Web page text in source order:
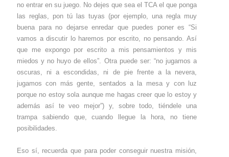
no entrar en su juego. No dejes que sea el TCA el que ponga
las reglas, pon tú las tuyas (por ejemplo, una regla muy
buena para no dejarse enredar que puedes poner es “Si
vamos a discutir lo haremos por escrito, no pensando. Así
que me expongo por escrito a mis pensamientos y mis
miedos y no huyo de ellos”. Otra puede ser: “no jugamos a
oscuras, ni a escondidas, ni de pie frente a la nevera,
jugamos con más gente, sentados a la mesa y con luz
porque no estoy sola aunque me hagas creer que lo estoy y
además así te veo mejor”) y, sobre todo, tiéndele una
trampa sabiendo que, cuando llegue la hora, no tiene
posibilidades.
Eso sí, recuerda que para poder conseguir nuestra misión,